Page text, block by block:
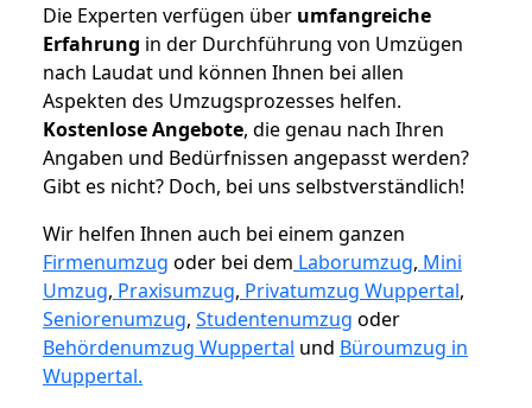
Die Experten verfügen über umfangreiche
Erfahrung in der Durchführung von Umzügen
nach Laudat und können Ihnen bei allen
Aspekten des Umzugsprozesses helfen.
Kostenlose Angebote, die genau nach Ihren
Angaben und Bedürfnissen angepasst werden?
Gibt es nicht? Doch, bei uns selbstverständlich!
Wir helfen Ihnen auch bei einem ganzen
Firmenumzug oder bei dem Laborumzug, Mini
Umzug, Praxisumzug, Privatumzug Wuppertal,
Seniorenumzug, Studentenumzug oder
Behördenumzug Wuppertal und Büroumzug in
Wuppertal.